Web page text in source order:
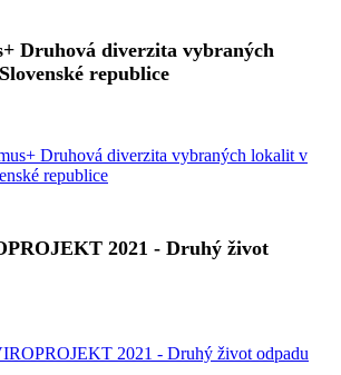
Druhová diverzita vybraných
republice
Druhová diverzita vybraných lokalit v
republice
2021 - Druhý život
2021 - Druhý život odpadu